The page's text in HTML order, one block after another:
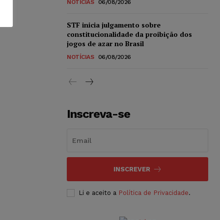
NOTÍCIAS 06/08/2026
STF inicia julgamento sobre
constitucionalidade da proibição dos
jogos de azar no Brasil
NOTÍCIAS 06/08/2026
Inscreva-se
INSCREVER
Li e aceito a Política de Privacidade.